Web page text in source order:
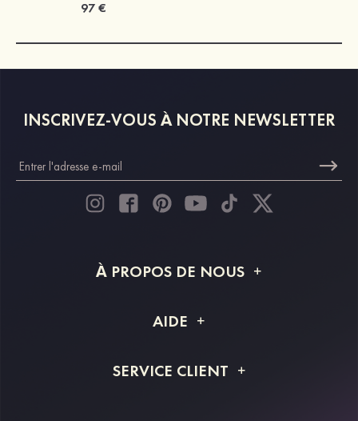
97 €
INSCRIVEZ-VOUS À NOTRE NEWSLETTER
À PROPOS DE NOUS
Livraison
AIDE
Retour et remboursement
SERVICE CLIENT